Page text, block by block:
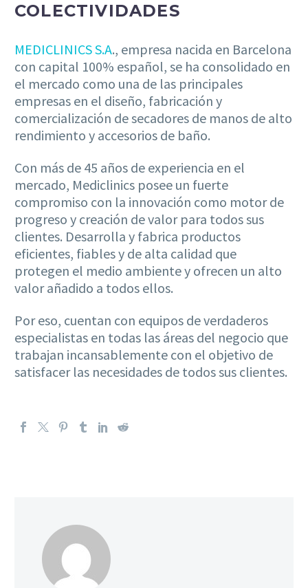
COLECTIVIDADES
MEDICLINICS S.A., empresa nacida en Barcelona
con capital 100% español, se ha consolidado en
el mercado como una de las principales
empresas en el diseño, fabricación y
comercialización de secadores de manos de alto
rendimiento y accesorios de baño.
Con más de 45 años de experiencia en el
mercado, Mediclinics posee un fuerte
compromiso con la innovación como motor de
progreso y creación de valor para todos sus
clientes. Desarrolla y fabrica productos
eficientes, fiables y de alta calidad que
protegen el medio ambiente y ofrecen un alto
valor añadido a todos ellos.
Por eso, cuentan con equipos de verdaderos
especialistas en todas las áreas del negocio que
trabajan incansablemente con el objetivo de
satisfacer las necesidades de todos sus clientes.